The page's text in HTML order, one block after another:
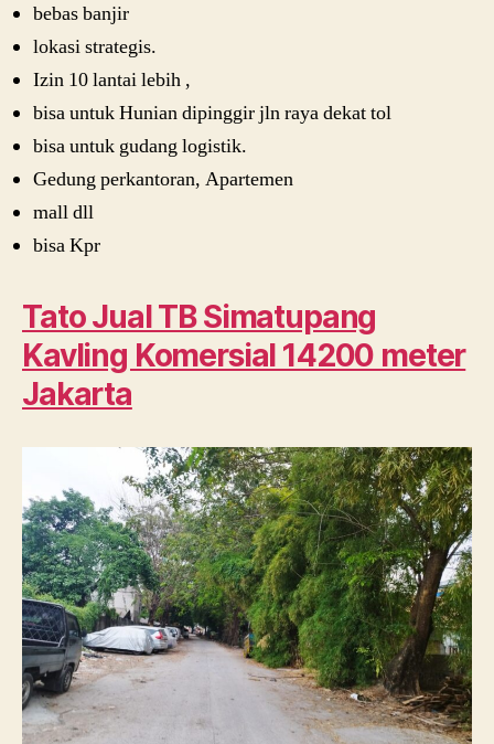
bebas banjir
lokasi strategis.
Izin 10 lantai lebih ,
bisa untuk Hunian dipinggir jln raya dekat tol
bisa untuk gudang logistik.
Gedung perkantoran, Apartemen
mall dll
bisa Kpr
Tato Jual TB Simatupang
Kavling Komersial 14200 meter
Jakarta